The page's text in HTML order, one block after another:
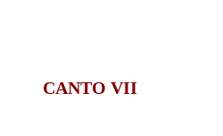
CANTO VII